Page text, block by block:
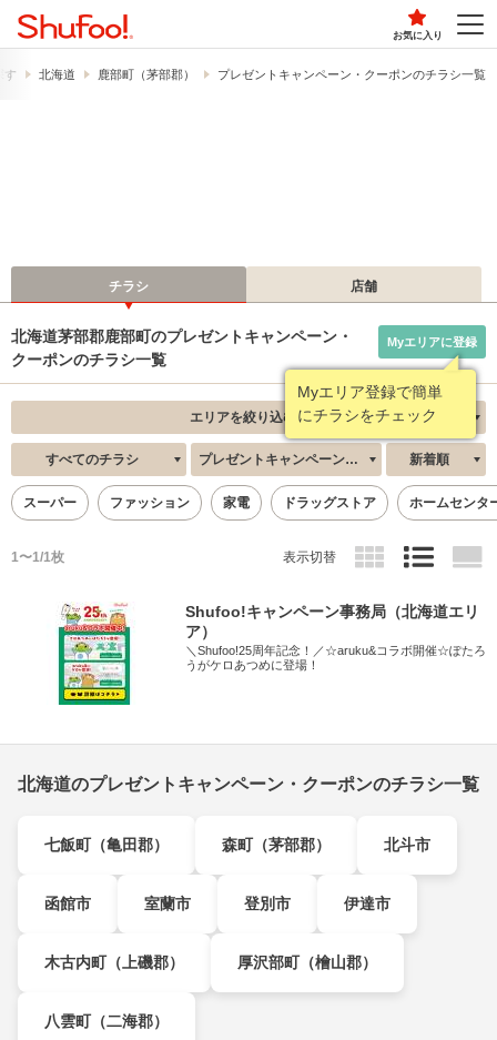
お気に入り
す 北海道 鹿部町（茅部郡） プレゼントキャンペーン・クーポンのチラシ一覧
チラシ 店舗
北海道茅部郡鹿部町のプレゼントキャンペーン・
クーポンのチラシ一覧
Myエリア登録で簡単
にチラシをチェック
Myエリアに登録
エリアを絞り込む
すべてのチラシ プレゼントキャンペーン・クーポン 新着順
スーパー ファッション 家電 ドラッグストア ホームセンタ
1〜1/1枚 表示切替
Shufoo!キャンペーン事務局（北海道エリ
ア）
＼Shufoo!25周年記念！／☆aruku&コラボ開催☆ぽたろ
うがケロあつめに登場！
北海道のプレゼントキャンペーン・クーポンのチラシ一覧
七飯町（亀田郡） 森町（茅部郡） 北斗市
函館市 室蘭市 登別市 伊達市
木古内町（上磯郡） 厚沢部町（檜山郡）
八雲町（二海郡）